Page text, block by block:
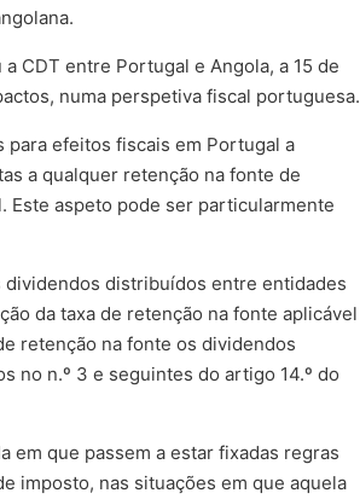
CDT entre Portugal e Angola, a 15 de
numa perspetiva fiscal portuguesa.
efeitos fiscais em Portugal a
a qualquer retenção na fonte de
Este aspeto pode ser particularmente
dividendos distribuídos entre entidades
da taxa de retenção na fonte aplicável
retenção na fonte os dividendos
no n.º 3 e seguintes do artigo 14.º do
em que passem a estar fixadas regras
imposto, nas situações em que aquela